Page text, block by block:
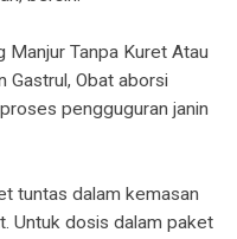
Manjur Tanpa Kuret Atau
Gastrul, Obat aborsi
pengguguran janin
tuntas dalam kemasan
Untuk dosis dalam paket